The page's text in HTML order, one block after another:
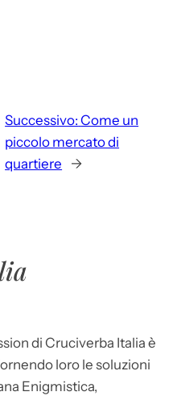
Successivo: Come un
piccolo mercato di
quartiere
→
di Cruciverba Italia è
loro le soluzioni
Enigmistica,